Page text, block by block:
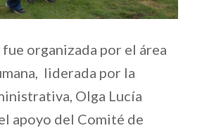
organizada por el área
liderada por la
Olga Lucía
apoyo del Comité de